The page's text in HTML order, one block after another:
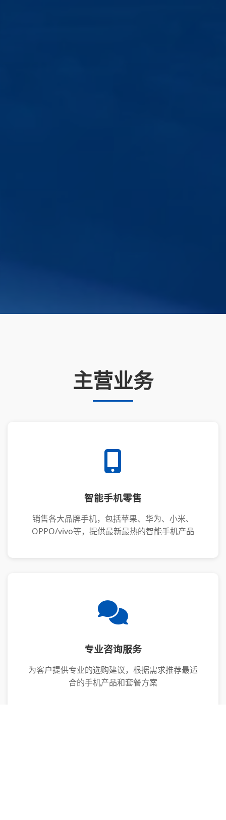
主营业务
智能手机零售
销售各大品牌手机，包括苹果、华为、小米、
OPPO/vivo等，提供最新最热的智能手机产品
专业咨询服务
为客户提供专业的选购建议，根据需求推荐最适
合的手机产品和套餐方案